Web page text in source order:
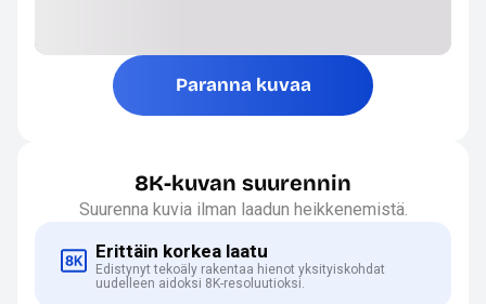
Paranna kuvaa
8K-kuvan suurennin
Suurenna kuvia ilman laadun heikkenemistä.
Erittäin korkea laatu
Edistynyt tekoäly rakentaa hienot yksityiskohdat
uudelleen aidoksi 8K-resoluutioksi.